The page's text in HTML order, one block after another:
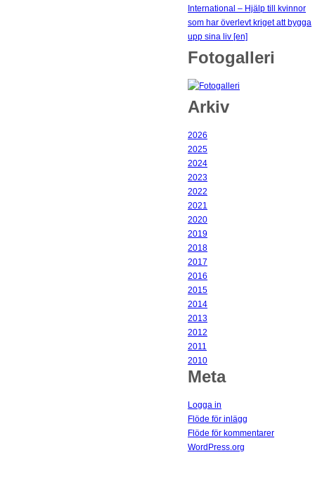
Fotogalleri
Arkiv
2026
2025
2024
2023
2022
2021
2020
2019
2018
2017
2016
2015
2014
2013
2012
2011
2010
Meta
Logga in
Flöde för inlägg
Flöde för kommentarer
WordPress.org